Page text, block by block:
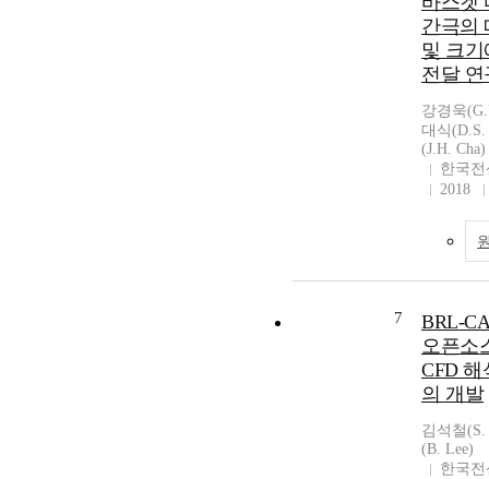
간극의
및 크
전달 연
강경욱
대식
(J.H. Cha)
한국
2018
7
BRL-
오픈소
CFD 해
의 개발
김석철
(B. Lee)
한국